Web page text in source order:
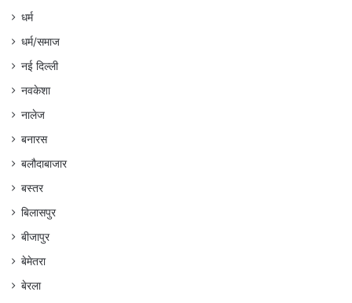
धर्म
धर्म/समाज
नई दिल्ली
नवकेशा
नालेज
बनारस
बलौदाबाजार
बस्तर
बिलासपुर
बीजापुर
बेमेतरा
बेरला